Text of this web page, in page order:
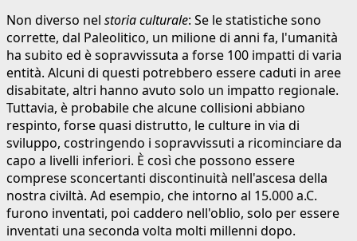
Non diverso nel storia culturale: Se le statistiche sono
corrette, dal Paleolitico, un milione di anni fa, l'umanità
ha subito ed è sopravvissuta a forse 100 impatti di varia
entità. Alcuni di questi potrebbero essere caduti in aree
disabitate, altri hanno avuto solo un impatto regionale.
Tuttavia, è probabile che alcune collisioni abbiano
respinto, forse quasi distrutto, le culture in via di
sviluppo, costringendo i sopravvissuti a ricominciare da
capo a livelli inferiori. È così che possono essere
comprese sconcertanti discontinuità nell'ascesa della
nostra civiltà. Ad esempio, che intorno al 15.000 a.C.
furono inventati, poi caddero nell'oblio, solo per essere
inventati una seconda volta molti millenni dopo.